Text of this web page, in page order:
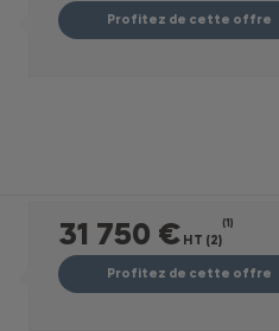
Profitez de cette offre
31 750 € HT (2)
(1)
Profitez de cette offre